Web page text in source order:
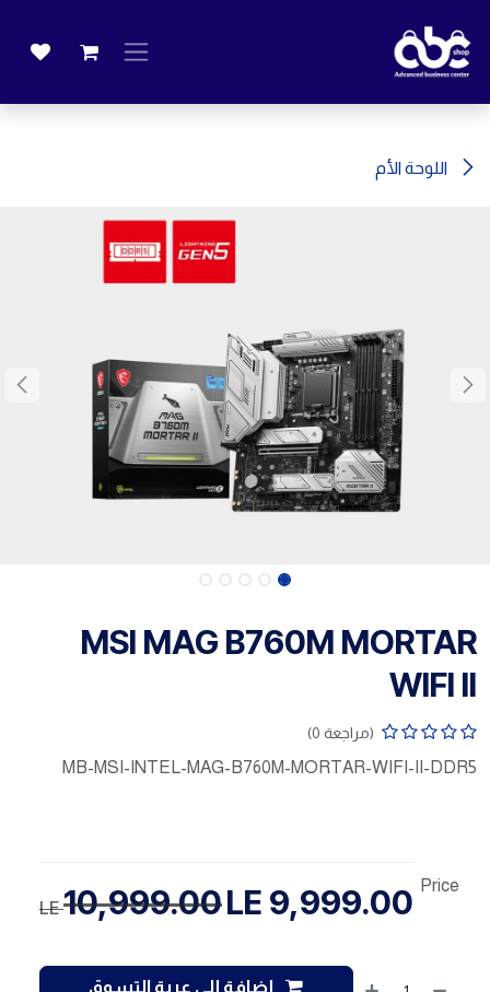
اللوحة الأم
MSI MAG B760M MORTAR
WIFI II
(مراجعة 0)
MB-MSI-INTEL-MAG-B760M-MORTAR-WIFI-II-DDR5
إضافة إلى عربة التسوق
Price
9,999.00
10,999.00
LE